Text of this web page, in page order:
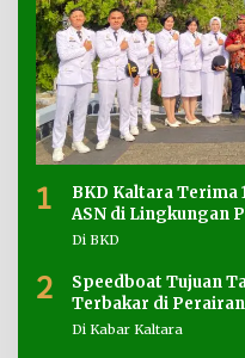
1
BKD Kaltara Terima
ASN di Lingkungan
Di BKD
2
Speedboat Tujuan
Terbakar di
Di Kabar Kaltara